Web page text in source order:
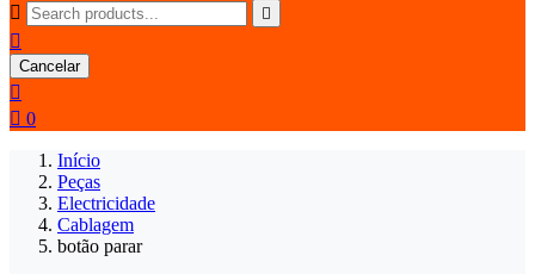
 

Cancelar

 0
Início
Peças
Electricidade
Cablagem
botão parar